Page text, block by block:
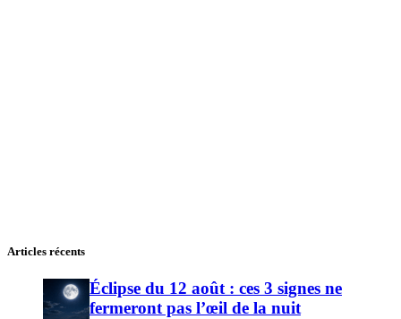
Articles récents
Éclipse du 12 août : ces 3 signes ne
fermeront pas l’œil de la nuit